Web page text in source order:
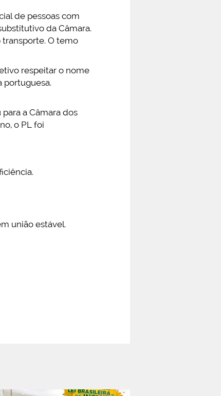
de pessoas com
da Câmara.
transporte. O temo
respeitar o nome
portuguesa.
a Câmara dos
o PL foi
união estável.